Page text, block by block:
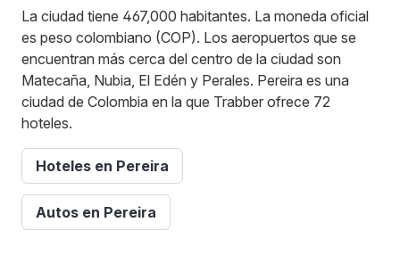
La ciudad tiene 467,000 habitantes. La moneda oficial
es peso colombiano (COP). Los aeropuertos que se
encuentran más cerca del centro de la ciudad son
Matecaña, Nubia, El Edén y Perales. Pereira es una
ciudad de Colombia en la que Trabber ofrece 72
hoteles.
Hoteles en Pereira
Autos en Pereira